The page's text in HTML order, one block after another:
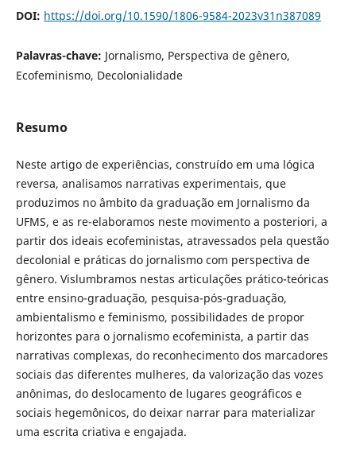
DOI: https://doi.org/10.1590/1806-9584-2023v31n387089
Palavras-chave: Jornalismo, Perspectiva de gênero,
Ecofeminismo, Decolonialidade
Resumo
Neste artigo de experiências, construído em uma lógica
reversa, analisamos narrativas experimentais, que
produzimos no âmbito da graduação em Jornalismo da
UFMS, e as re-elaboramos neste movimento a posteriori, a
partir dos ideais ecofeministas, atravessados pela questão
decolonial e práticas do jornalismo com perspectiva de
gênero. Vislumbramos nestas articulações prático-teóricas
entre ensino-graduação, pesquisa-pós-graduação,
ambientalismo e feminismo, possibilidades de propor
horizontes para o jornalismo ecofeminista, a partir das
narrativas complexas, do reconhecimento dos marcadores
sociais das diferentes mulheres, da valorização das vozes
anônimas, do deslocamento de lugares geográficos e
sociais hegemônicos, do deixar narrar para materializar
uma escrita criativa e engajada.